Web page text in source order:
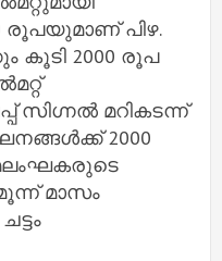
രൂപയുമാണ് പിഴ.
കൂടി 2000 രൂപ
സിഗ്നൽ മറികടന്ന്
2000
മാസം